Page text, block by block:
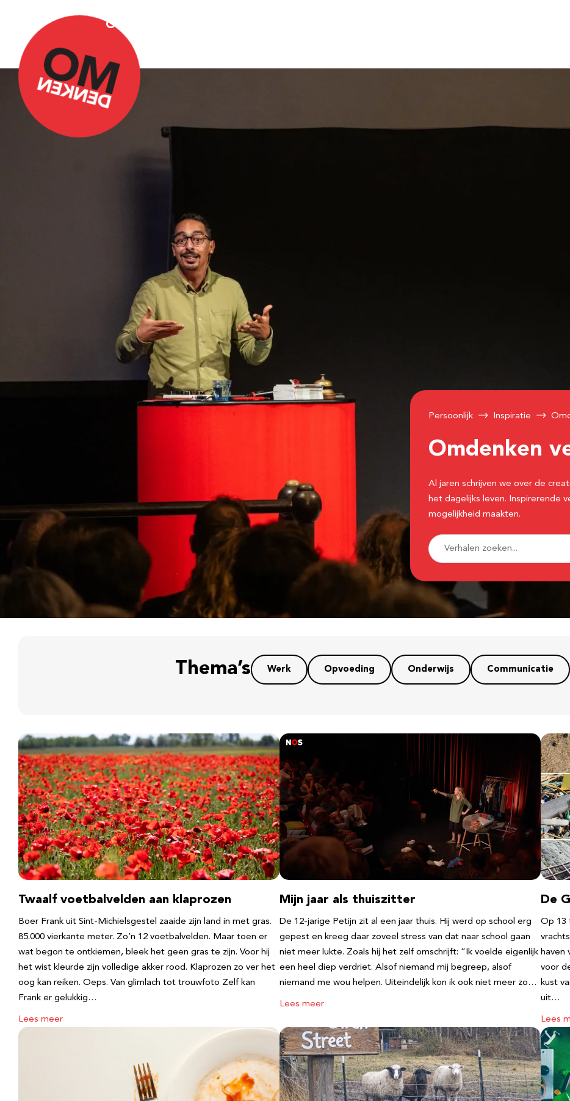
Over Omdenken
Persoonlijk Inspiratie
Omdenken
Al jaren schrijven we over de
het dagelijks leven. Inspirerende
mogelijkheid maakten.
Thema’s Werk Opvoeding Onderwijs Communicatie
Twaalf voetbalvelden aan klaprozen
Boer Frank uit Sint-Michielsgestel zaaide zijn land in met gras.
85.000 vierkante meter. Zo’n 12 voetbalvelden. Maar toen er
wat begon te ontkiemen, bleek het geen gras te zijn. Voor hij
het wist kleurde zijn volledige akker rood. Klaprozen zo ver het
oog kan reiken. Oeps. Van glimlach tot trouwfoto Zelf kan
Frank er gelukkig…
Lees meer
Mijn jaar als thuiszitter
De 12-jarige Petijn zit al een jaar thuis. Hij werd op school erg
gepest en kreeg daar zoveel stress van dat naar school gaan
niet meer lukte. Zoals hij het zelf omschrijft: “Ik voelde eigenlijk
een heel diep verdriet. Alsof niemand mij begreep, alsof
niemand me wou helpen. Uiteindelijk kon ik ook niet meer zo…
Lees meer
De
Op 13
haven
voor
kust
uit…
Lees